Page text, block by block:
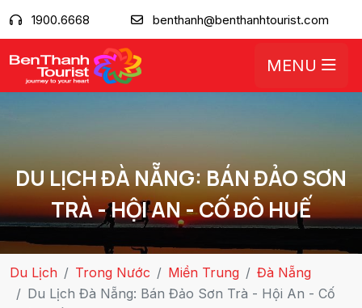
1900.6668 benthanh@benthanhtourist.com
MENU
DU LỊCH ĐÀ NẴNG: BÁN ĐẢO SƠN
TRÀ - HỘI AN - CỐ ĐÔ HUẾ
Du Lịch Trong Nước Miền Trung
Đà Nẵng
Du Lịch Đà Nẵng: Bán Đảo Sơn Trà - Hội An - Cố